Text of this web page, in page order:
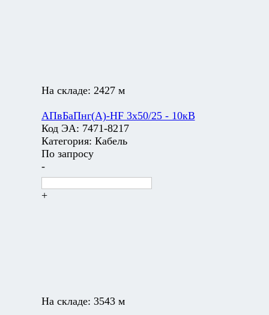
На складе: 2427 м
АПвБаПнг(А)-HF 3х50/25 - 10кВ
Код ЭА: 7471-8217
Категория: Кабель
По запросу
-
+
На складе: 3543 м